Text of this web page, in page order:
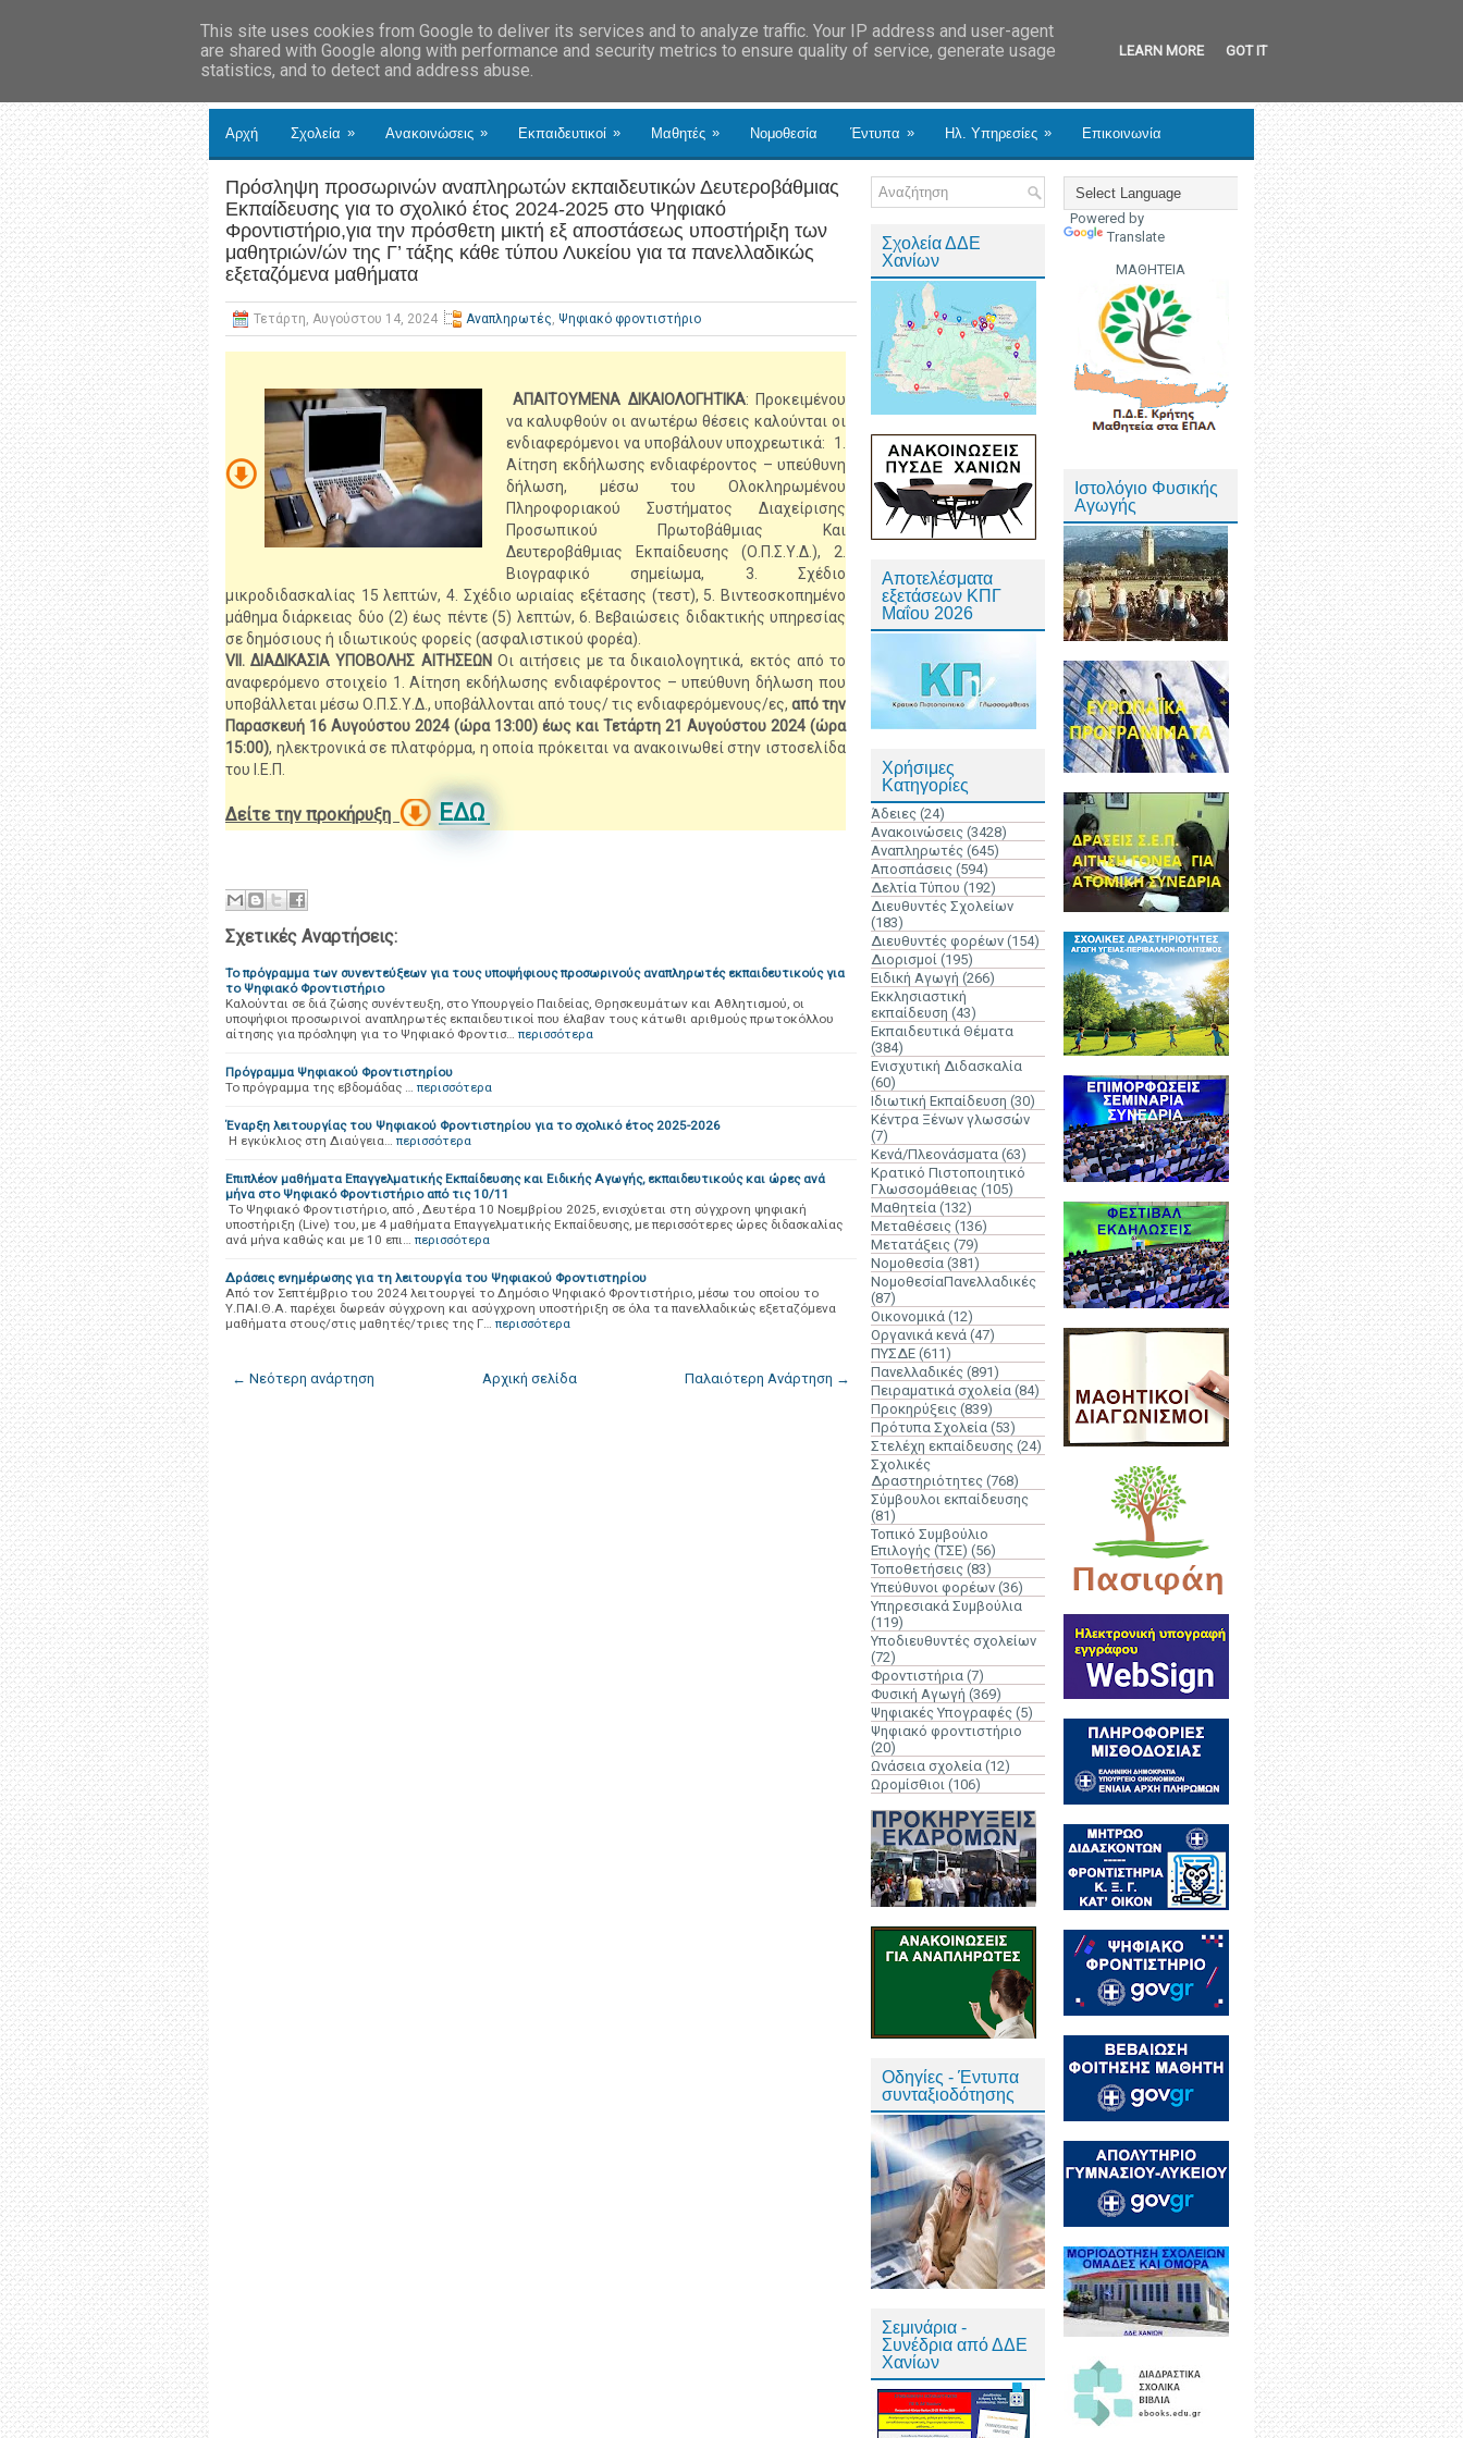
Αρχή Σχολεία » Ανακοινώσεις » Εκπαιδευτικοί » Μαθητές » Νομοθεσία Έντυπα » Ηλ. Υπηρεσίες » Επικοινωνία
Πρόσληψη προσωρινών αναπληρωτών εκπαιδευτικών Δευτεροβάθμιας
Εκπαίδευσης για το σχολικό έτος 2024-2025 στο Ψηφιακό
Φροντιστήριο,για την πρόσθετη μικτή εξ αποστάσεως υποστήριξη των
μαθητριών/ών της Γ’ τάξης κάθε τύπου Λυκείου για τα πανελλαδικώς
εξεταζόμενα μαθήματα
Τετάρτη, Αυγούστου 14, 2024 Αναπληρωτές, Ψηφιακό φροντιστήριο
ΑΠΑΙΤΟΥΜΕΝΑ ΔΙΚΑΙΟΛΟΓΗΤΙΚΑ: Προκειμένου
να καλυφθούν οι ανωτέρω θέσεις καλούνται οι
ενδιαφερόμενοι να υποβάλουν υποχρεωτικά: 1.
Αίτηση εκδήλωσης ενδιαφέροντος – υπεύθυνη
δήλωση, μέσω του Ολοκληρωμένου
Πληροφοριακού Συστήματος Διαχείρισης
Προσωπικού Πρωτοβάθμιας Και
Δευτεροβάθμιας Εκπαίδευσης (Ο.Π.Σ.Υ.Δ.), 2.
Βιογραφικό σημείωμα, 3. Σχέδιο
μικροδιδασκαλίας 15 λεπτών, 4. Σχέδιο ωριαίας εξέτασης (τεστ), 5. Βιντεοσκοπημένο
μάθημα διάρκειας δύο (2) έως πέντε (5) λεπτών, 6. Βεβαιώσεις διδακτικής υπηρεσίας
σε δημόσιους ή ιδιωτικούς φορείς (ασφαλιστικού φορέα).
VII. ΔΙΑΔΙΚΑΣΙΑ ΥΠΟΒΟΛΗΣ ΑΙΤΗΣΕΩΝ Οι αιτήσεις με τα δικαιολογητικά, εκτός από το
αναφερόμενο στοιχείο 1. Αίτηση εκδήλωσης ενδιαφέροντος – υπεύθυνη δήλωση που
υποβάλλεται μέσω Ο.Π.Σ.Υ.Δ., υποβάλλονται από τους/ τις ενδιαφερόμενους/ες, από την
Παρασκευή 16 Αυγούστου 2024 (ώρα 13:00) έως και Τετάρτη 21 Αυγούστου 2024 (ώρα
15:00), ηλεκτρονικά σε πλατφόρμα, η οποία πρόκειται να ανακοινωθεί στην ιστοσελίδα
του Ι.Ε.Π.
Δείτε την προκήρυξη ΕΔΩ
Σχετικές Αναρτήσεις:
Το πρόγραμμα των συνεντεύξεων για τους υποψήφιους προσωρινούς αναπληρωτές εκπαιδευτικούς για
το Ψηφιακό Φροντιστήριο
Καλούνται σε διά ζώσης συνέντευξη, στο Υπουργείο Παιδείας, Θρησκευμάτων και Αθλητισμού, οι
υποψήφιοι προσωρινοί αναπληρωτές εκπαιδευτικοί που έλαβαν τους κάτωθι αριθμούς πρωτοκόλλου
αίτησης για πρόσληψη για το Ψηφιακό Φροντισ… περισσότερα
Πρόγραμμα Ψηφιακού Φροντιστηρίου
Το πρόγραμμα της εβδομάδας … περισσότερα
Έναρξη λειτουργίας του Ψηφιακού Φροντιστηρίου για το σχολικό έτος 2025-2026
Η εγκύκλιος στη Διαύγεια… περισσότερα
Επιπλέον μαθήματα Επαγγελματικής Εκπαίδευσης και Ειδικής Αγωγής, εκπαιδευτικούς και ώρες ανά
μήνα στο Ψηφιακό Φροντιστήριο από τις 10/11
Το Ψηφιακό Φροντιστήριο, από , Δευτέρα 10 Νοεμβρίου 2025, ενισχύεται στη σύγχρονη ψηφιακή
υποστήριξη (Live) του, με 4 μαθήματα Επαγγελματικής Εκπαίδευσης, με περισσότερες ώρες διδασκαλίας
ανά μήνα καθώς και με 10 επι… περισσότερα
Δράσεις ενημέρωσης για τη λειτουργία του Ψηφιακού Φροντιστηρίου
Από τον Σεπτέμβριο του 2024 λειτουργεί το Δημόσιο Ψηφιακό Φροντιστήριο, μέσω του οποίου το
Υ.ΠΑΙ.Θ.Α. παρέχει δωρεάν σύγχρονη και ασύγχρονη υποστήριξη σε όλα τα πανελλαδικώς εξεταζόμενα
μαθήματα στους/στις μαθητές/τριες της Γ… περισσότερα
← Νεότερη ανάρτηση Παλαιότερη Ανάρτηση →
Αρχική σελίδα
Σχολεία ΔΔΕ
Χανίων
Αποτελέσματα
εξετάσεων ΚΠΓ
Μαΐου 2026
Χρήσιμες
Κατηγορίες
Άδειες (24)
Ανακοινώσεις (3428)
Αναπληρωτές (645)
Αποσπάσεις (594)
Δελτία Τύπου (192)
Διευθυντές Σχολείων
(183)
Διευθυντές φορέων (154)
Διορισμοί (195)
Ειδική Αγωγή (266)
Εκκλησιαστική
εκπαίδευση (43)
Εκπαιδευτικά Θέματα
(384)
Ενισχυτική Διδασκαλία
(60)
Ιδιωτική Εκπαίδευση (30)
Κέντρα Ξένων γλωσσών
(7)
Κενά/Πλεονάσματα (63)
Κρατικό Πιστοποιητικό
Γλωσσομάθειας (105)
Μαθητεία (132)
Μεταθέσεις (136)
Μετατάξεις (79)
Νομοθεσία (381)
ΝομοθεσίαΠανελλαδικές
(87)
Οικονομικά (12)
Οργανικά κενά (47)
ΠΥΣΔΕ (611)
Πανελλαδικές (891)
Πειραματικά σχολεία (84)
Προκηρύξεις (839)
Πρότυπα Σχολεία (53)
Στελέχη εκπαίδευσης (24)
Σχολικές
Δραστηριότητες (768)
Σύμβουλοι εκπαίδευσης
(81)
Τοπικό Συμβούλιο
Επιλογής (ΤΣΕ) (56)
Τοποθετήσεις (83)
Υπεύθυνοι φορέων (36)
Υπηρεσιακά Συμβούλια
(119)
Υποδιευθυντές σχολείων
(72)
Φροντιστήρια (7)
Φυσική Αγωγή (369)
Ψηφιακές Υπογραφές (5)
Ψηφιακό φροντιστήριο
(20)
Ωνάσεια σχολεία (12)
Ωρομίσθιοι (106)
Οδηγίες - Έντυπα
συνταξιοδότησης
Σεμινάρια -
Συνέδρια από ΔΔΕ
Χανίων
Powered by
Translate
ΜΑΘΗΤΕΙΑ
Ιστολόγιο Φυσικής
Αγωγής
This site uses cookies from Google to deliver its services and to analyze traffic. Your IP address and user-agent
are shared with Google along with performance and security metrics to ensure quality of service, generate usage
statistics, and to detect and address abuse.
LEARN MORE GOT IT